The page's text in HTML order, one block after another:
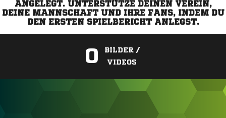
ANGELEGT. UNTERSTÜTZE DEINEN VEREIN,
DEINE MANNSCHAFT UND IHRE FANS, INDEM DU
DEN ERSTEN SPIELBERICHT ANLEGST.
0
BILDER /
VIDEOS